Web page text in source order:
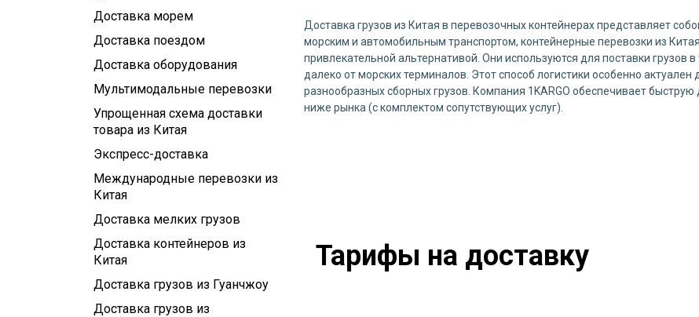
Доставка морем
Доставка поездом
Доставка оборудования
Мультимодальные перевозки
Упрощенная схема доставки
товара из Китая
Экспресс-доставка
Международные перевозки из
Китая
Доставка мелких грузов
Доставка контейнеров из
Китая
Доставка грузов из Гуанчжоу
Доставка грузов из
Доставка грузов из Китая в перевозочных контейнерах представляет
морским и автомобильным транспортом, контейнерные перевозки из
привлекательной альтернативой. Они используются для поставки грузов
далеко от морских терминалов. Этот способ логистики особенно
разнообразных сборных грузов. Компания 1KARGO обеспечивает
ниже рынка (с комплектом сопутствующих услуг).
Тарифы на доставку